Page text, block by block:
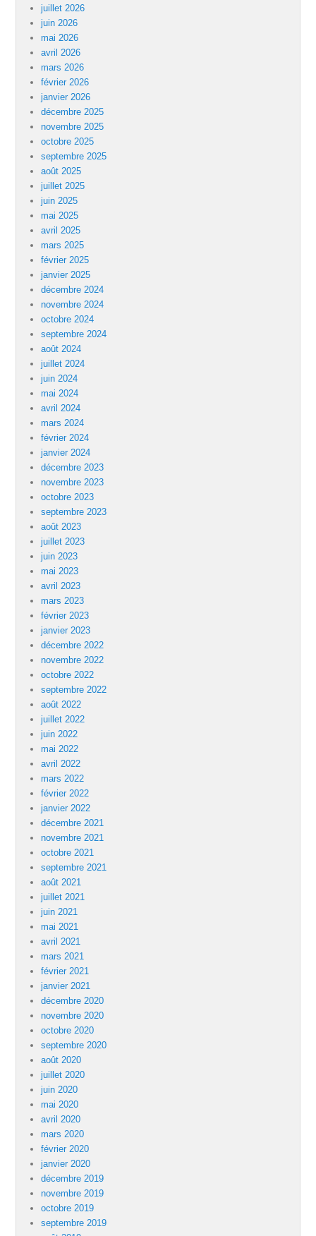
juillet 2026
juin 2026
mai 2026
avril 2026
mars 2026
février 2026
janvier 2026
décembre 2025
novembre 2025
octobre 2025
septembre 2025
août 2025
juillet 2025
juin 2025
mai 2025
avril 2025
mars 2025
février 2025
janvier 2025
décembre 2024
novembre 2024
octobre 2024
septembre 2024
août 2024
juillet 2024
juin 2024
mai 2024
avril 2024
mars 2024
février 2024
janvier 2024
décembre 2023
novembre 2023
octobre 2023
septembre 2023
août 2023
juillet 2023
juin 2023
mai 2023
avril 2023
mars 2023
février 2023
janvier 2023
décembre 2022
novembre 2022
octobre 2022
septembre 2022
août 2022
juillet 2022
juin 2022
mai 2022
avril 2022
mars 2022
février 2022
janvier 2022
décembre 2021
novembre 2021
octobre 2021
septembre 2021
août 2021
juillet 2021
juin 2021
mai 2021
avril 2021
mars 2021
février 2021
janvier 2021
décembre 2020
novembre 2020
octobre 2020
septembre 2020
août 2020
juillet 2020
juin 2020
mai 2020
avril 2020
mars 2020
février 2020
janvier 2020
décembre 2019
novembre 2019
octobre 2019
septembre 2019